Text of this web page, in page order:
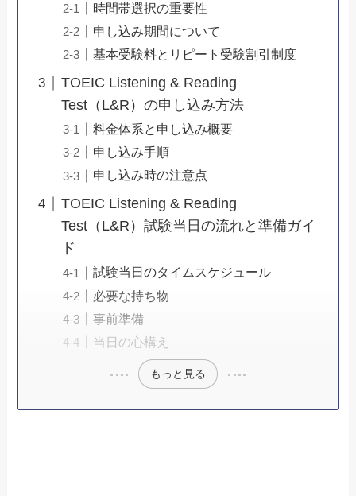
時間帯選択の重要性
申し込み期間について
基本受験料とリピート受験割引制度
TOEIC Listening & Reading
Test（L&R）の申し込み方法
料金体系と申し込み概要
申し込み手順
申し込み時の注意点
TOEIC Listening & Reading
Test（L&R）試験当日の流れと準備ガイ
ド
試験当日のタイムスケジュール
必要な持ち物
事前準備
当日の心構え
もっと見る